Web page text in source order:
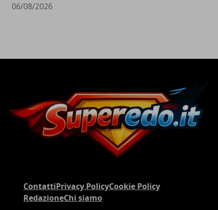
06/08/2026
ContattiPrivacy PolicyCookie Policy
RedazioneChi siamo